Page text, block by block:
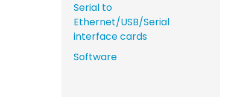
Serial to
Ethernet/USB/Serial
interface cards
Software